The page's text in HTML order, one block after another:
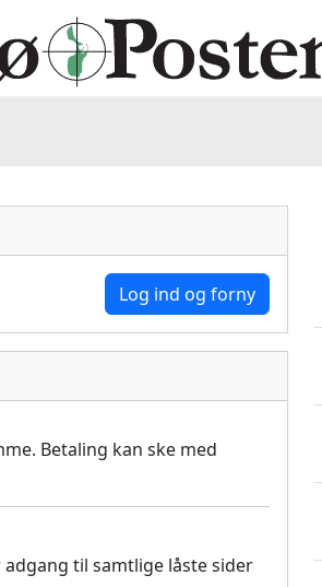
Log ind og forny
Betaling kan ske med
til samtlige låste sider